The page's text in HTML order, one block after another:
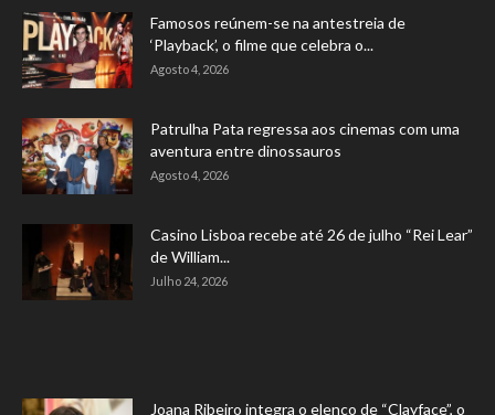
Famosos reúnem-se na antestreia de
‘Playback’, o filme que celebra o...
Agosto 4, 2026
Patrulha Pata regressa aos cinemas com uma
aventura entre dinossauros
Agosto 4, 2026
Casino Lisboa recebe até 26 de julho “Rei Lear”
de William...
Julho 24, 2026
Joana Ribeiro integra o elenco de “Clayface”, o